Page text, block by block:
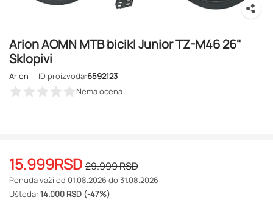
Arion AOMN MTB bicikl Junior TZ-M46 26"
Sklopivi
Arion ID proizvoda:6592123
Nema ocena
15.999RSD 29.999RSD
Ponuda važi od 01.08.2026 do 31.08.2026
Ušteda: 14.000 RSD (-47%)